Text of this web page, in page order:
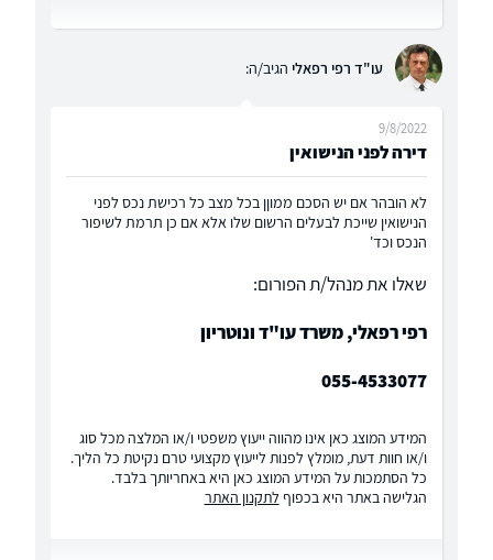
עו"ד רפי רפאלי הגיב/ה:
דירה לפני הנישואין
9/8/2022
לא הובהר אם יש הסכם ממוןן בכל מצב כל רכישת נכס לפני
הנישואין שייכת לבעלים הרשום שלו אלא אם כן תרמת לשיפור
הנכס וכד'
שאלו את מנהל/ת הפורום:
רפי רפאלי, משרד עו"ד ונוטריון
055-4533077
המידע המוצג כאן אינו מהווה ייעוץ משפטי ו/או המלצה מכל סוג
ו/או חוות דעת, מומלץ לפנות לייעוץ מקצועי טרם נקיטת כל הליך.
כל הסתמכות על המידע המוצג כאן היא באחריותך בלבד.
הגלישה באתר היא בכפוף לתקנון האתר